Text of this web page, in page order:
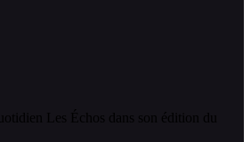
Les Échos dans son édition du